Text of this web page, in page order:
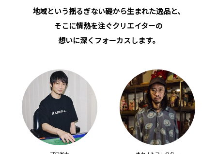
地域という揺るぎない礎から生まれた逸品と、
そこに情熱を注ぐクリエイターの
想いに深くフォーカスします。